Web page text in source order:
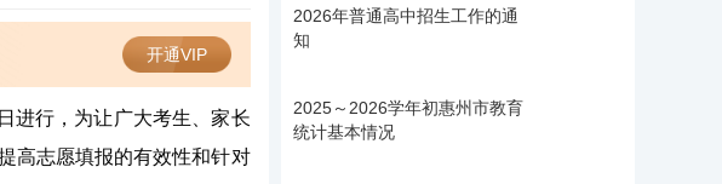
开通VIP
进行，为让广大考生、家长
高志愿填报的有效性和针对
2026年普通高中招生工作的通
知
2025～2026学年初惠州市教育
统计基本情况